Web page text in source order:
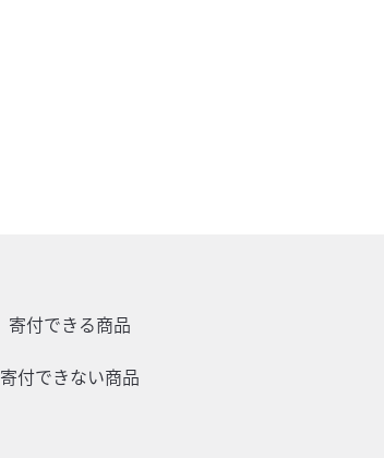
寄付できる商品
寄付できない商品